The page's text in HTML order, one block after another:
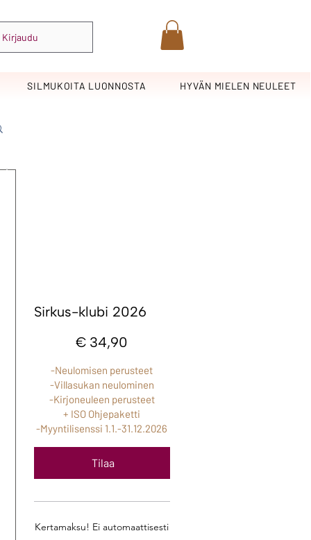
Kirjaudu
SILMUKOITA LUONNOSTA HYVÄN MIELEN NEULEET
Sirkus-klubi 2026
€ 34,90
-Neulomisen perusteet
-Villasukan neulominen
-Kirjoneuleen perusteet
+ ISO Ohjepaketti
-Myyntilisenssi 1.1.-31.12.2026
Tilaa
Kertamaksu! Ei automaattisesti